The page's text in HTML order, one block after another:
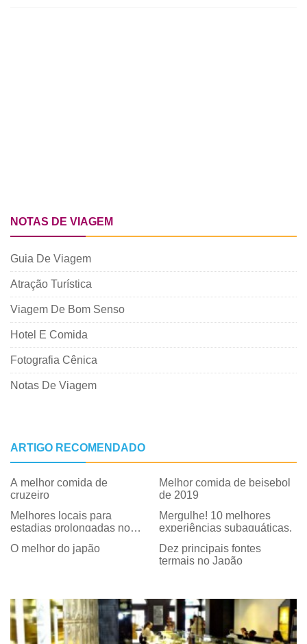
NOTAS DE VIAGEM
Guia De Viagem
Atração Turística
Viagem De Bom Senso
Hotel E Comida
Fotografia Cênica
Notas De Viagem
ARTIGO RECOMENDADO
A melhor comida de
cruzeiro
Melhor comida de beisebol
de 2019
Melhores locais para
estadias prolongadas no
Mergulhe! 10 melhores
experiências subaquáticas.
O melhor do japão
Dez principais fontes
termais no Japão